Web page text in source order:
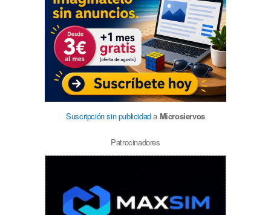
Suscripción sin publicidada Microsiervos
Patrocinadores